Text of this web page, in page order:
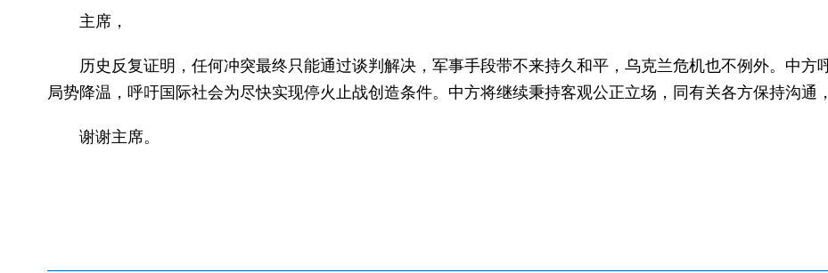
主席，
历史反复证明，任何冲突最终只能通过谈判解决，军事手段带不来持久和平，乌克兰危机也不例外。中方
局势降温，呼吁国际社会为尽快实现停火止战创造条件。中方将继续秉持客观公正立场，同有关各方保持沟通
谢谢主席。